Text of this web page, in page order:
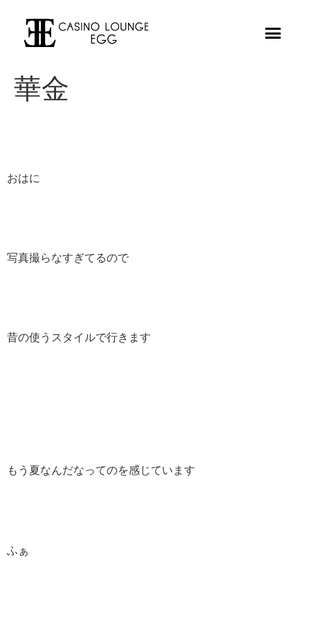
華金
おはに
写真撮らなすぎてるので
昔の使うスタイルで行きます
もう夏なんだなってのを感じています
ふぁ